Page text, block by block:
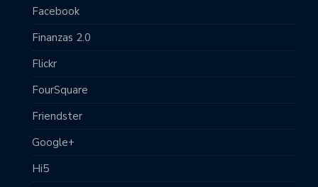
Facebook
Finanzas 2.0
Flickr
FourSquare
Friendster
Google+
Hi5